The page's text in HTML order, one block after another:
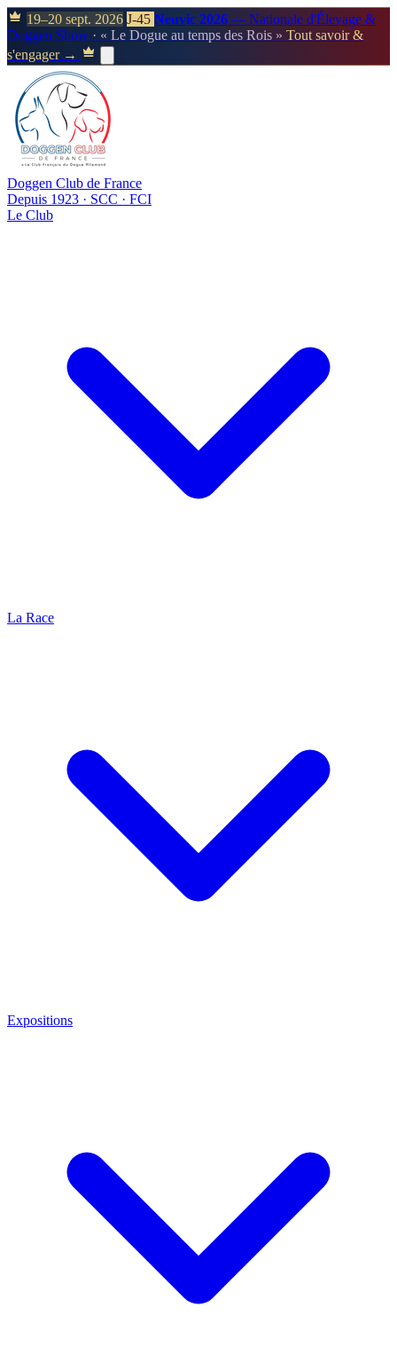
19–20 sept. 2026 J-45 Neuvic 2026 — Nationale d'Élevage &
Doggen Show · « Le Dogue au temps des Rois » Tout savoir &
s'engager →
Doggen Club de France
Depuis 1923 · SCC · FCI
Le Club
La Race
Expositions